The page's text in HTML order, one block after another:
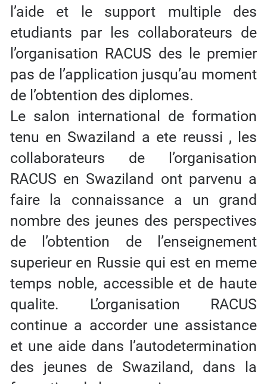
l’aide et le support multiple des
etudiants par les collaborateurs de
l’organisation RACUS des le premier
pas de l’application jusqu’au moment
de l’obtention des diplomes.
Le salon international de formation
tenu en Swaziland a ete reussi , les
collaborateurs de l’organisation
RACUS en Swaziland ont parvenu a
faire la connaissance a un grand
nombre des jeunes des perspectives
de l’obtention de l’enseignement
superieur en Russie qui est en meme
temps noble, accessible et de haute
qualite. L’organisation RACUS
continue a accorder une assistance
et une aide dans l’autodetermination
des jeunes de Swaziland, dans la